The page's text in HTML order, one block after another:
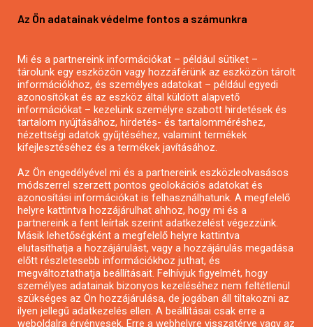
Mezőgazdasági pályázatírás
Pályázatírás civil szervezeteknek
Pályázatírás önkormányzatoknak
Pályázatfigyelés
Specifikus pályázatfigyelés vagy hírlevél
Pályázatok magánszemélyeknek
Pályázatok civil szervezeteknek
Pályázatok vállalkozásoknak
Önkormányzati pályázatok
Mezőgazdasági pályázatok
Falusi turizmus pályázatok
Az Ön adatainak védelme fontos a számunkra
Mi és a partnereink információkat – például sütiket –
tárolunk egy eszközön vagy hozzáférünk az eszközön tárolt
információkhoz, és személyes adatokat – például egyedi
azonosítókat és az eszköz által küldött alapvető
információkat – kezelünk személyre szabott hirdetések és
tartalom nyújtásához, hirdetés- és tartalomméréshez,
nézettségi adatok gyűjtéséhez, valamint termékek
kifejlesztéséhez és a termékek javításához.
Az Ön engedélyével mi és a partnereink eszközleolvasásos
módszerrel szerzett pontos geolokációs adatokat és
azonosítási információkat is felhasználhatunk. A megfelelő
helyre kattintva hozzájárulhat ahhoz, hogy mi és a
partnereink a fent leírtak szerint adatkezelést végezzünk.
Másik lehetőségként a megfelelő helyre kattintva
elutasíthatja a hozzájárulást, vagy a hozzájárulás megadása
előtt részletesebb információkhoz juthat, és
megváltoztathatja beállításait. Felhívjuk figyelmét, hogy
személyes adatainak bizonyos kezeléséhez nem feltétlenül
szükséges az Ön hozzájárulása, de jogában áll tiltakozni az
ilyen jellegű adatkezelés ellen. A beállításai csak erre a
weboldalra érvényesek. Erre a webhelyre visszatérve vagy az